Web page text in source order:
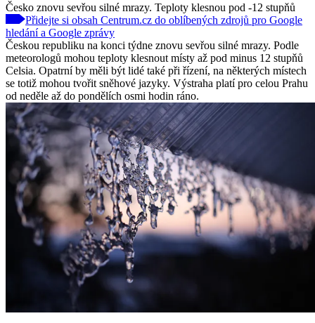
Česko znovu sevřou silné mrazy. Teploty klesnou pod -12 stupňů
Přidejte si obsah Centrum.cz do oblíbených zdrojů pro Google
hledání a Google zprávy
Českou republiku na konci týdne znovu sevřou silné mrazy. Podle
meteorologů mohou teploty klesnout místy až pod minus 12 stupňů
Celsia. Opatrní by měli být lidé také při řízení, na některých místech
se totiž mohou tvořit sněhové jazyky. Výstraha platí pro celou Prahu
od neděle až do pondělích osmi hodin ráno.